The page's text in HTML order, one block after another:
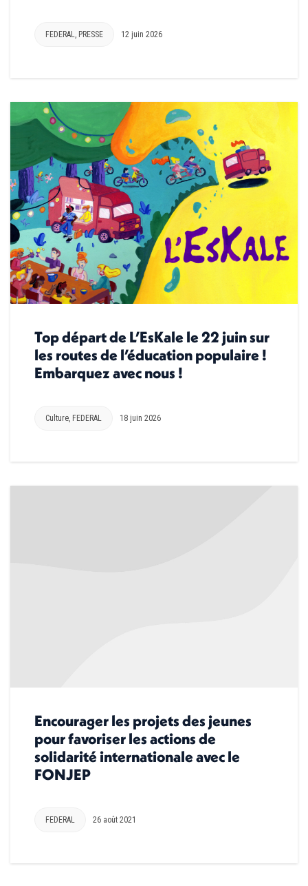
FEDERAL, PRESSE 12 juin 2026
Top départ de L’EsKale le 22 juin sur
les routes de l’éducation populaire !
Embarquez avec nous !
Culture, FEDERAL 18 juin 2026
Encourager les projets des jeunes
pour favoriser les actions de
solidarité internationale avec le
FONJEP
FEDERAL 26 août 2021